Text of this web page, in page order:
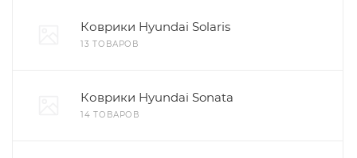
Коврики Hyundai Solaris
13 ТОВАРОВ
Коврики Hyundai Sonata
14 ТОВАРОВ